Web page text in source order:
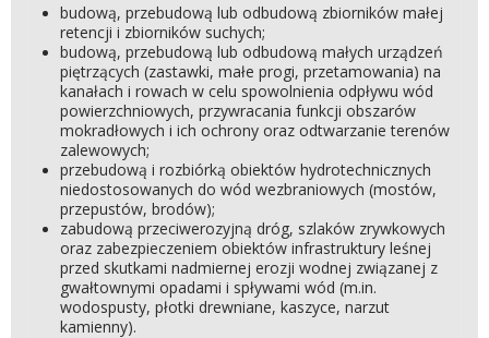
budową, przebudową lub odbudową zbiorników małej
retencji i zbiorników suchych;
budową, przebudową lub odbudową małych urządzeń
piętrzących (zastawki, małe progi, przetamowania) na
kanałach i rowach w celu spowolnienia odpływu wód
powierzchniowych, przywracania funkcji obszarów
mokradłowych i ich ochrony oraz odtwarzanie terenów
zalewowych;
przebudową i rozbiórką obiektów hydrotechnicznych
niedostosowanych do wód wezbraniowych (mostów,
przepustów, brodów);
zabudową przeciwerozyjną dróg, szlaków zrywkowych
oraz zabezpieczeniem obiektów infrastruktury leśnej
przed skutkami nadmiernej erozji wodnej związanej z
gwałtownymi opadami i spływami wód (m.in.
wodospusty, płotki drewniane, kaszyce, narzut
kamienny).